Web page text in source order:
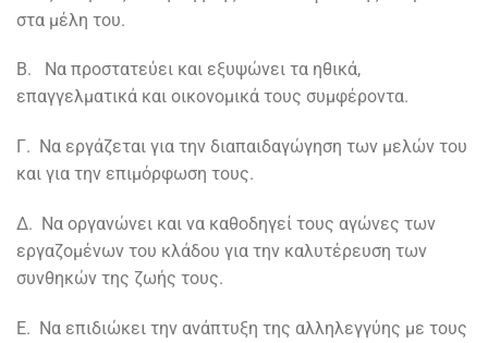
στα μέλη του.
Β.
Να προστατεύει και εξυψώνει τα ηθικά,
επαγγελματικά και οικονομικά τους συμφέροντα.
Γ. Να εργάζεται για την διαπαιδαγώγηση των μελών του
και για την επιμόρφωση τους.
Δ. Να οργανώνει και να καθοδηγεί τους αγώνες των
εργαζομένων του κλάδου για την καλυτέρευση των
συνθηκών της ζωής τους.
Ε. Να επιδιώκει την ανάπτυξη της αλληλεγγύης με τους